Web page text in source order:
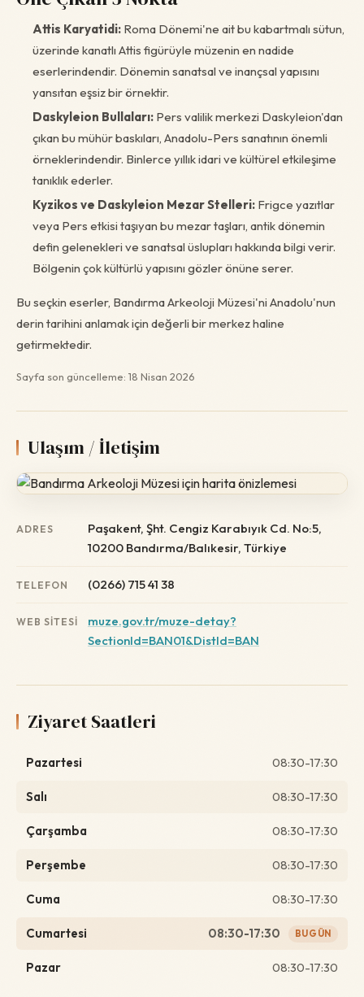
Attis Karyatidi: Roma Dönemi'ne ait bu kabartmalı sütun,
üzerinde kanatlı Attis figürüyle müzenin en nadide
eserlerindendir. Dönemin sanatsal ve inançsal yapısını
yansıtan eşsiz bir örnektir.
Daskyleion Bullaları: Pers valilik merkezi Daskyleion'dan
çıkan bu mühür baskıları, Anadolu-Pers sanatının önemli
örneklerindendir. Binlerce yıllık idari ve kültürel etkileşime
tanıklık ederler.
Kyzikos ve Daskyleion Mezar Stelleri: Frigce yazıtlar
veya Pers etkisi taşıyan bu mezar taşları, antik dönemin
defin gelenekleri ve sanatsal üslupları hakkında bilgi verir.
Bölgenin çok kültürlü yapısını gözler önüne serer.
Bu seçkin eserler, Bandırma Arkeoloji Müzesi'ni Anadolu'nun
derin tarihini anlamak için değerli bir merkez haline
getirmektedir.
Sayfa son güncelleme: 18 Nisan 2026
Ulaşım / İletişim
ADRES
Paşakent, Şht. Cengiz Karabıyık Cd. No:5,
10200 Bandırma/Balıkesir, Türkiye
TELEFON (0266) 715 41 38
WEB SITESI
muze.gov.tr/muze-detay?
SectionId=BAN01&DistId=BAN
Ziyaret Saatleri
Pazartesi 08:30-17:30
Salı 08:30-17:30
Çarşamba 08:30-17:30
Perşembe 08:30-17:30
Cuma 08:30-17:30
Cumartesi 08:30-17:30 BUGÜN
Pazar 08:30-17:30